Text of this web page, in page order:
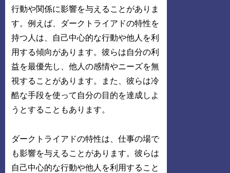
行動や関係に影響を与えることがありま
す。例えば、ダークトライアドの特性を
持つ人は、自己中心的な行動や他人を利
用する傾向があります。彼らは自分の利
益を最優先し、他人の感情やニーズを無
視することがあります。また、彼らは冷
酷な手段を使って自分の目的を達成しよ
うとすることもあります。
ダークトライアドの特性は、仕事の場で
も影響を与えることがあります。彼らは
自己中心的な行動や他人を利用すること